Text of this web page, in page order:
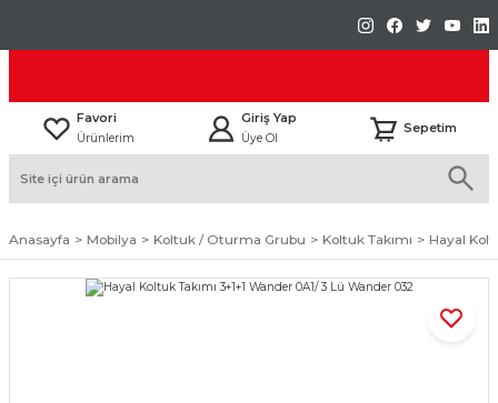
Favori
Ürünlerim
Giriş Yap
Üye Ol
Sepetim
Anasayfa Mobilya Koltuk / Oturma Grubu Koltuk Takımı Hayal